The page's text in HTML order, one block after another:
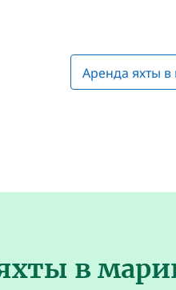
Аренда яхты
в